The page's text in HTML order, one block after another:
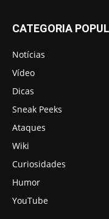
CATEGORIA
Notícias
Vídeo
Dicas
Sneak Peeks
Ataques
Wiki
Curiosidades
Humor
YouTube